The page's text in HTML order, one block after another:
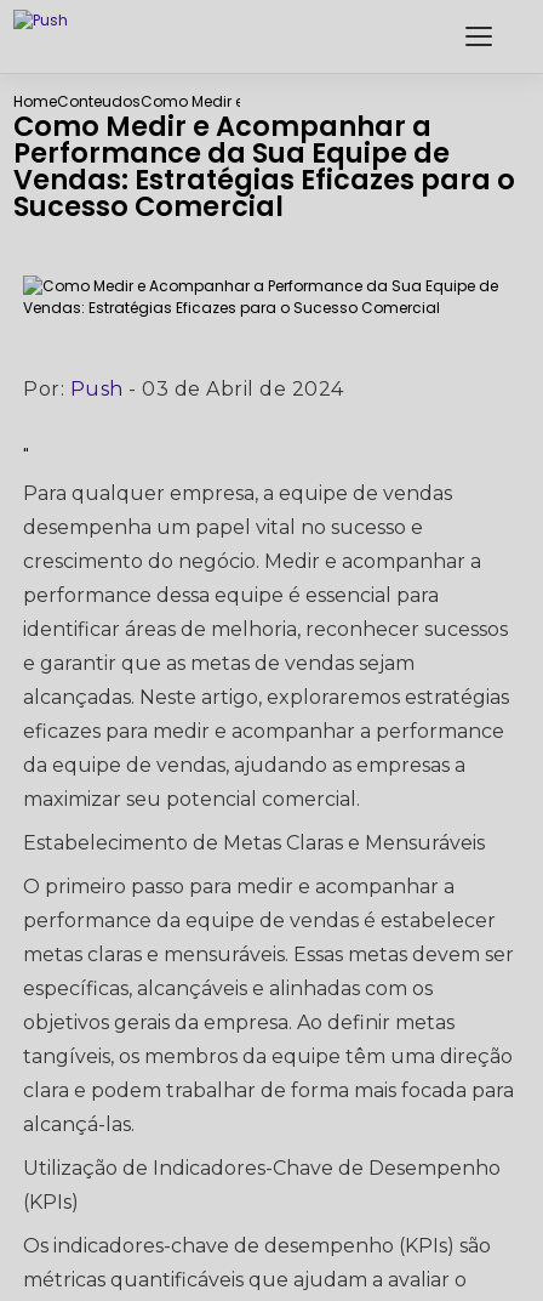
HomeConteudosComo Medir e Acompanhar a Performance da Sua
Como Medir e Acompanhar a
Performance da Sua Equipe de
Vendas: Estratégias Eficazes para o
Sucesso Comercial
Por: Push - 03 de Abril de 2024
"
Para qualquer empresa, a equipe de vendas
desempenha um papel vital no sucesso e
crescimento do negócio. Medir e acompanhar a
performance dessa equipe é essencial para
identificar áreas de melhoria, reconhecer sucessos
e garantir que as metas de vendas sejam
alcançadas. Neste artigo, exploraremos estratégias
eficazes para medir e acompanhar a performance
da equipe de vendas, ajudando as empresas a
maximizar seu potencial comercial.
Estabelecimento de Metas Claras e Mensuráveis
O primeiro passo para medir e acompanhar a
performance da equipe de vendas é estabelecer
metas claras e mensuráveis. Essas metas devem ser
específicas, alcançáveis e alinhadas com os
objetivos gerais da empresa. Ao definir metas
tangíveis, os membros da equipe têm uma direção
clara e podem trabalhar de forma mais focada para
alcançá-las.
Utilização de Indicadores-Chave de Desempenho
(KPIs)
Os indicadores-chave de desempenho (KPIs) são
métricas quantificáveis ​​que ajudam a avaliar o